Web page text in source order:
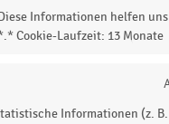
Informationen helfen uns
Cookie-Laufzeit: 13 Monate
Informationen (z.